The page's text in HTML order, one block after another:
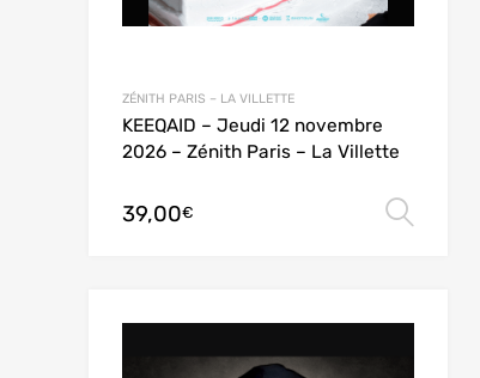
Choix des options
ZÉNITH PARIS – LA VILLETTE
KEEQAID – Jeudi 12 novembre
2026 – Zénith Paris – La Villette
39,00€